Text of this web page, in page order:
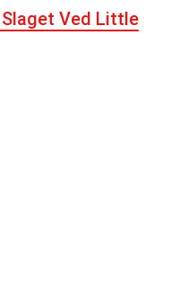
Slaget Ved Little